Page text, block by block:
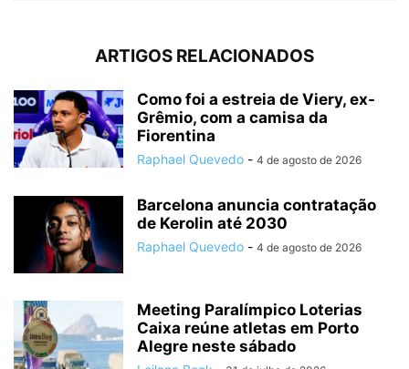
ARTIGOS RELACIONADOS
Como foi a estreia de Viery, ex-
Grêmio, com a camisa da
Fiorentina
Raphael Quevedo - 4 de agosto de 2026
Barcelona anuncia contratação
de Kerolin até 2030
Raphael Quevedo - 4 de agosto de 2026
Meeting Paralímpico Loterias
Caixa reúne atletas em Porto
Alegre neste sábado